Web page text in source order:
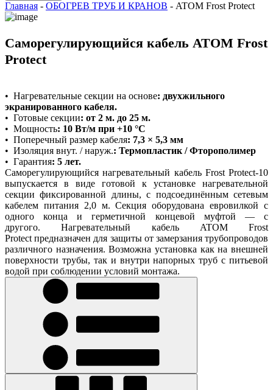
Главная - ОБОГРЕВ ТРУБ И КРАНОВ - ATOM Frost Protect
Саморегулирующийся кабель ATOM Frost
Protect
• Нагревательные секции на основе: двухжильного
экранированного кабеля.
• Готовые секции: от 2 м. до 25 м.
• Мощность: 10 Вт/м при +10 °C
• Поперечный размер кабеля: 7,3 × 5,3 мм
• Изоляция внут. / наруж.: Термопластик / Фторополимер
• Гарантия: 5 лет.
Саморегулирующийся нагревательный кабель Frost Protect-10
выпускается в виде готовой к установке нагревательной
секции фиксированной длины, с подсоединённым сетевым
кабелем питания 2,0 м. Секция оборудована евровилкой с
одного конца и герметичной концевой муфтой — с
другого. Нагревательный кабель ATOM Frost
Protect предназначен для защиты от замерзания трубопроводов
различного назначения. Возможна установка как на внешней
поверхности трубы, так и внутри напорных труб с питьевой
водой при соблюдении условий монтажа.